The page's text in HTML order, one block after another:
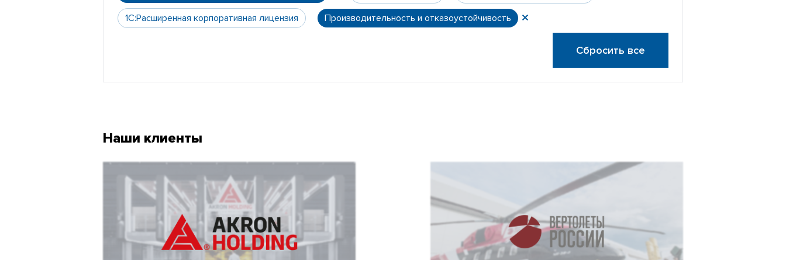
1С:Расширенная корпоративная лицензия Производительность и отказоустойчивость
Сбросить все
Наши клиенты